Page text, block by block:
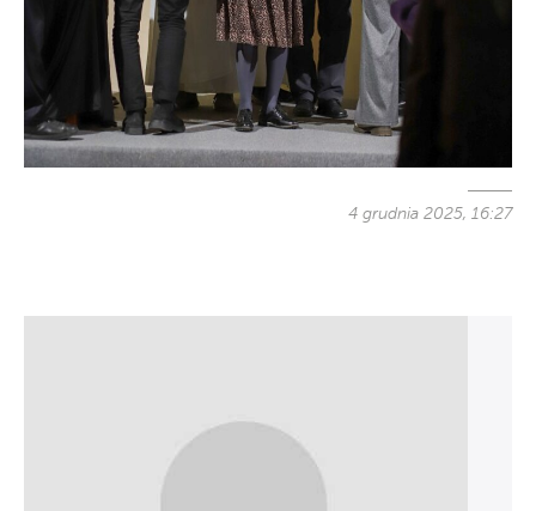
4 grudnia 2025, 16:27